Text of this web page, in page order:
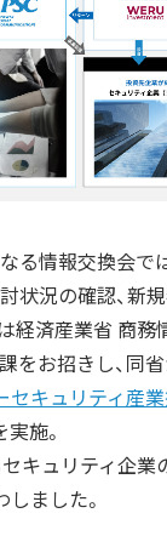
る情報交換会で
状況の確認、新
経済産業省 商務
をお招きし、同
セキュリティ産
施。
キュリティ企業
ました。